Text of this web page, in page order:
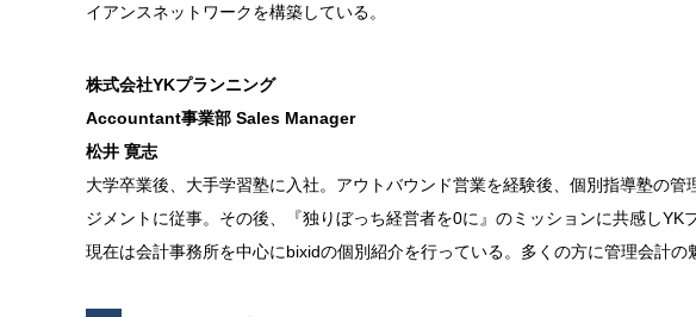
イアンスネットワークを構築している。
株式会社YKプランニング
Accountant事業部 Sales Manager
松井 寛志
大学卒業後、大手学習塾に入社。アウトバウンド営業を経験後、個別指導塾の
ジメントに従事。その後、『独りぼっち経営者を0に』のミッションに共感しYK
現在は会計事務所を中心にbixidの個別紹介を行っている。多くの方に管理会計の